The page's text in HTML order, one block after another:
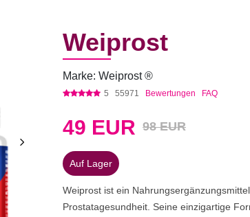
Weiprost
Marke: Weiprost ®
5 55971 Bewertungen FAQ
49 EUR 98 EUR
Auf Lager
Weiprost ist ein
Prostatagesundheit. Seine einzigartige